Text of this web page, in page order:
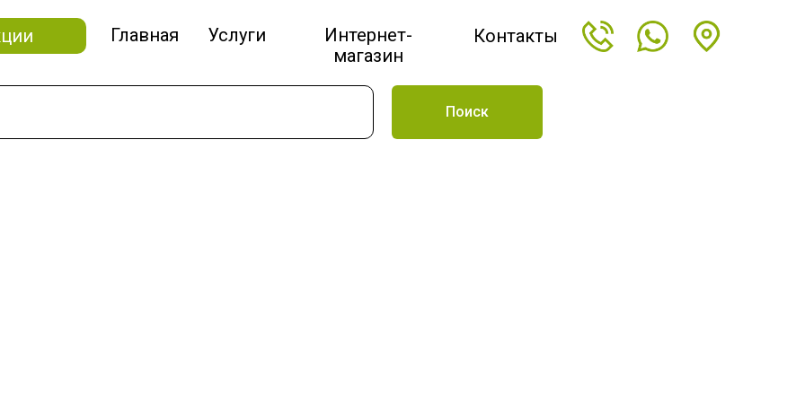
Главная Услуги
Интернет-
магазин
Контакты
Поиск